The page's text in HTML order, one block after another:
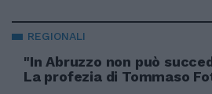
REGIONALI
"In Abruzzo non può
La profezia di Tommaso